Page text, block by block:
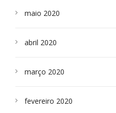
maio 2020
abril 2020
março 2020
fevereiro 2020